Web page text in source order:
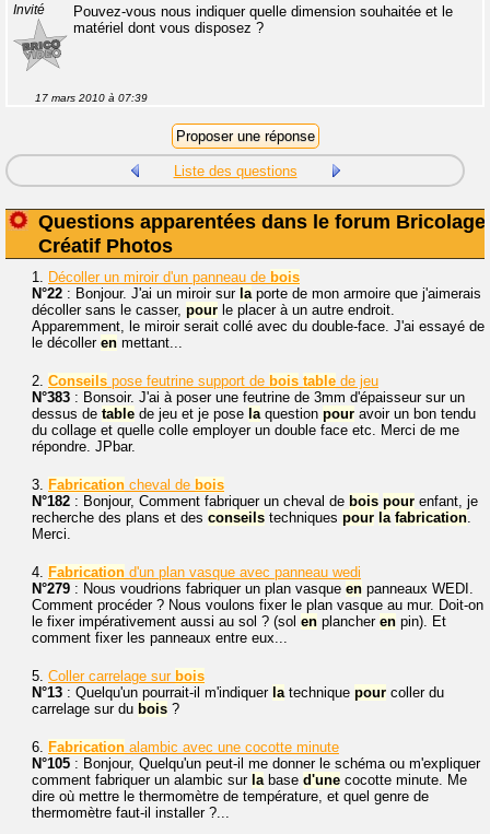
Invité
Pouvez-vous nous indiquer quelle dimension souhaitée et le
matériel dont vous disposez ?
17 mars 2010 à 07:39
Liste des questions
Questions apparentées dans le forum Bricolage
Créatif Photos
1. Décoller un miroir d'un panneau de bois
N°22 : Bonjour. J'ai un miroir sur laporte de mon armoire que j'aimerais
décoller sans le casser, pour le placer à un autre endroit.
Apparemment, le miroir serait collé avec du double-face. J'ai essayé de
le décoller en mettant...
2. Conseils pose feutrine support de bois table de jeu
N°383 : Bonsoir. J'ai à poser une feutrine de 3mm d'épaisseur sur un
dessus de table de jeu et je pose laquestion pour avoir un bon tendu
du collage et quelle colle employer un double face etc. Merci de me
répondre. JPbar.
3. Fabrication cheval de bois
N°182 : Bonjour, Comment fabriquer un cheval de bois pour enfant, je
recherche des plans et des conseils techniques pour la fabrication.
Merci.
4. Fabrication d'un plan vasque avec panneau wedi
N°279 : Nous voudrions fabriquer un plan vasque en panneaux WEDI.
Comment procéder ? Nous voulons fixer le plan vasque au mur. Doit-on
le fixer impérativement aussi au sol ? (sol en plancher en pin). Et
comment fixer les panneaux entre eux...
5. Coller carrelage sur bois
N°13 : Quelqu'un pourrait-il m'indiquer latechnique pour coller du
carrelage sur du bois ?
6. Fabrication alambic avec une cocotte minute
N°105 : Bonjour, Quelqu'un peut-il me donner le schéma ou m'expliquer
comment fabriquer un alambic sur labase d'une cocotte minute. Me
dire où mettre le thermomètre de température, et quel genre de
thermomètre faut-il installer ?...